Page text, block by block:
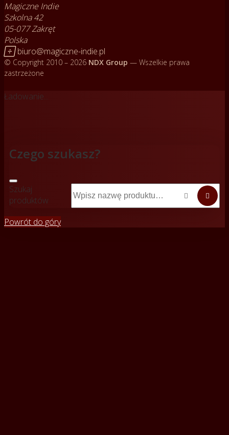
Magiczne Indie
Szkolna 42
05-077 Zakręt
Polska
 biuro@magiczne-indie.pl
© Copyright 2010 – 2026 NDX Group — Wszelkie prawa
zastrzeżone
Ładowanie...
Czego szukasz?
Szukaj
produktów
 
Powrót do góry